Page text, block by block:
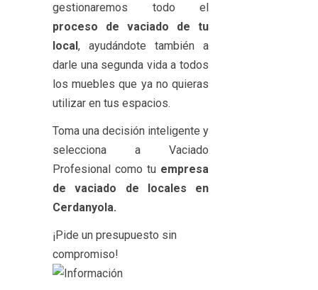
gestionaremos todo el
proceso de vaciado de tu
local, ayudándote también a
darle una segunda vida a todos
los muebles que ya no quieras
utilizar en tus espacios.
Toma una decisión inteligente y
selecciona a Vaciado
Profesional como tu empresa
de vaciado de locales en
Cerdanyola.
¡Pide un presupuesto sin
compromiso!